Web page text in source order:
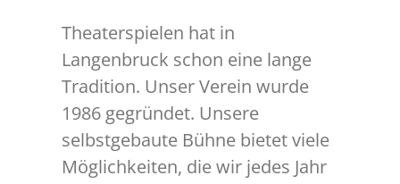
Theaterspielen hat in
Langenbruck schon eine lange
Tradition. Unser Verein wurde
1986 gegründet. Unsere
selbstgebaute Bühne bietet viele
Möglichkeiten, die wir jedes Jahr